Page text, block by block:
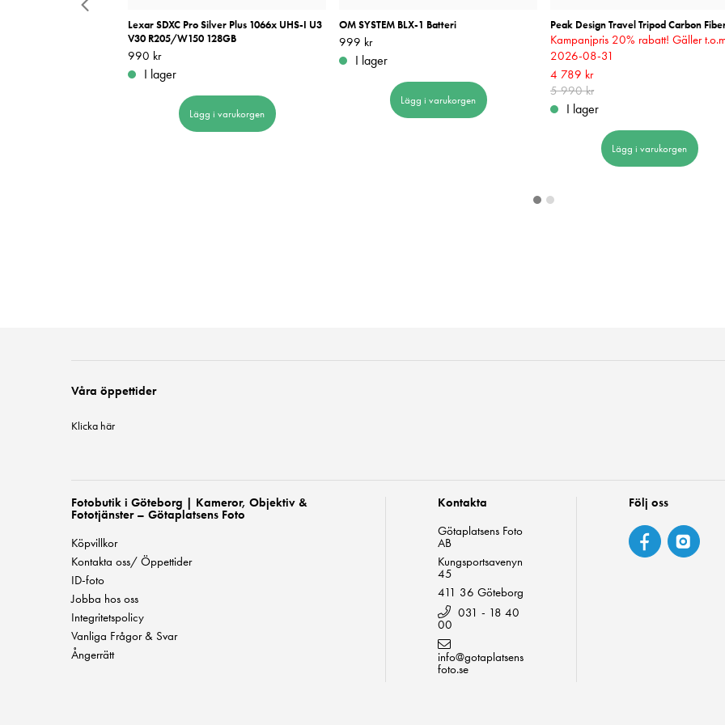
Lexar SDXC Pro Silver Plus 1066x UHS-I U3
V30 R205/W150 128GB
Pris: 990 kr
990 kr
I lager
Lägg i varukorgen
OM SYSTEM BLX-1 Batteri
Pris: 999 kr
999 kr
I lager
Lägg i varukorgen
Peak Design Travel Tripod Carbon
Kampanjpris 20% rabatt! Gäller
2026-08-31
Nuvarande pris
5 990 kr
4 789 kr
5 990 kr
I lager
Lägg i varukorgen
Våra öppettider
Klicka här
Fotobutik i Göteborg | Kameror, Objektiv &
Fototjänster – Götaplatsens Foto
Köpvillkor
Kontakta oss/ Öppettider
ID-foto
Jobba hos oss
Integritetspolicy
Vanliga Frågor & Svar
Ångerrätt
Kontakta
Götaplatsens Foto
AB
Kungsportsavenyn
45
411 36 Göteborg
031 - 18 40
00
info@gotaplatsens
foto.se
Följ oss